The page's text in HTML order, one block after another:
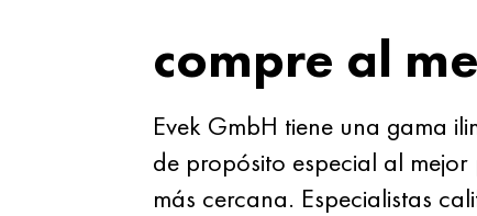
compre al
Evek GmbH tiene una gama
de propósito especial al
más cercana. Especialistas